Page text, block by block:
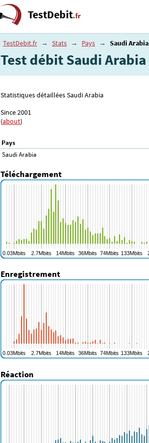
TestDebit.fr
TestDebit.fr → Stats → Pays → Saudi Arabia
Test débit Saudi Arabia
Statistiques détaillées Saudi Arabia
Since 2001
(about)
Pays
Saudi Arabia
Téléchargement
Enregistrement
Réaction